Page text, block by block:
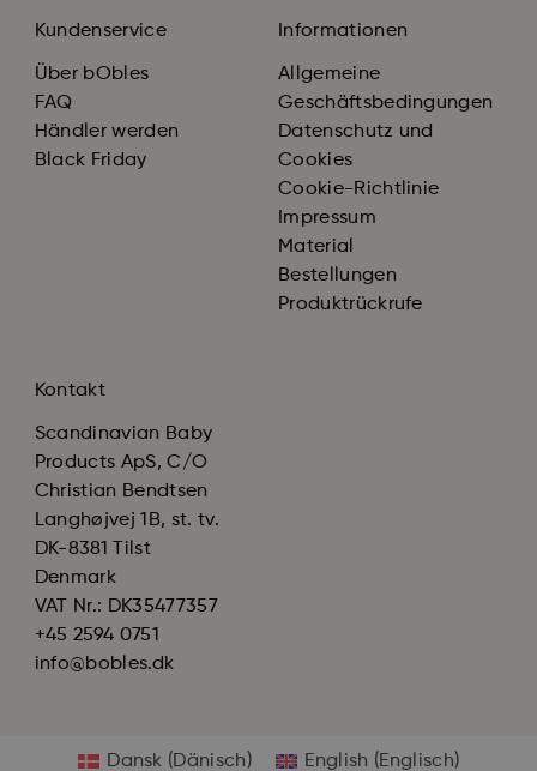
Kundenservice
Über bObles
FAQ
Händler werden
Black Friday
Informationen
Allgemeine
Geschäftsbedingungen
Datenschutz und
Cookies
Cookie-Richtlinie
Impressum
Material
Bestellungen
Produktrückrufe
Kontakt
Scandinavian Baby
Products ApS, C/O
Christian Bendtsen
Langhøjvej 1B, st. tv.
DK-8381 Tilst
Denmark
VAT Nr.: DK35477357
+45 2594 0751
info@bobles.dk
Dansk (Dänisch) English (Englisch)